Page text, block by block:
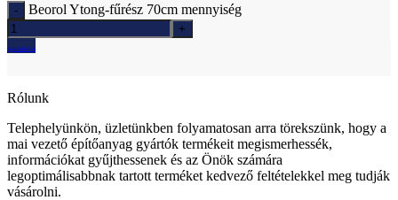
Beorol Ytong-fűrész 70cm mennyiség
Ajánlatkérés
Rólunk
Telephelyünkön, üzletünkben folyamatosan arra törekszünk, hogy a
mai vezető építőanyag gyártók termékeit megismerhessék,
információkat gyűjthessenek és az Önök számára
legoptimálisabbnak tartott terméket kedvező feltételekkel meg tudják
vásárolni.